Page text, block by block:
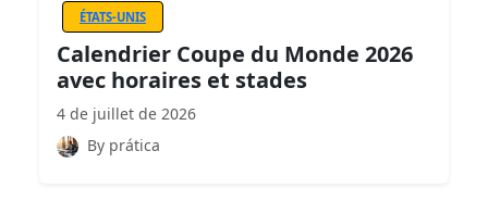
ÉTATS-UNIS
Calendrier Coupe du Monde 2026
avec horaires et stades
4 de juillet de 2026
By prática